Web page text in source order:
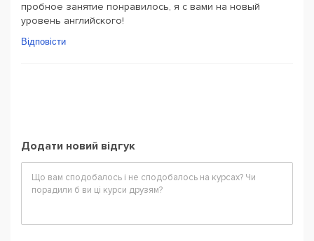
пробное занятие понравилось, я с вами на новый
уровень английского!
Відповісти
Додати новий відгук